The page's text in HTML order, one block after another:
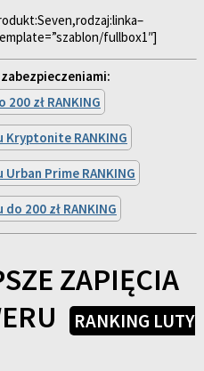
fullbox1″]
zł RANKING
Kryptonite RANKING
Prime RANKING
200 zł RANKING
ZAPIĘCIA
RANKING LUTY